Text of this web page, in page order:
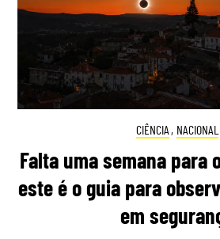
CIÊNCIA , NACIONAL
Falta uma semana para
este é o guia para
em